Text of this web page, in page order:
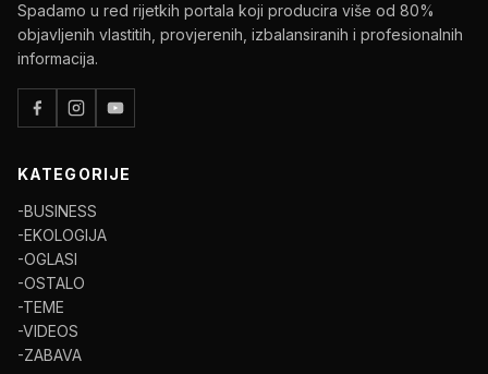
Spadamo u red rijetkih portala koji producira više od 80%
objavljenih vlastitih, provjerenih, izbalansiranih i profesionalnih
informacija.
KATEGORIJE
-BUSINESS
-EKOLOGIJA
-OGLASI
-OSTALO
-TEME
-VIDEOS
-ZABAVA